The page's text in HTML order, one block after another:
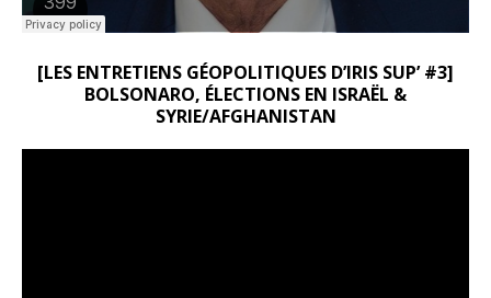
[LES ENTRETIENS GÉOPOLITIQUES D’IRIS SUP’ #3]
BOLSONARO, ÉLECTIONS EN ISRAËL &
SYRIE/AFGHANISTAN